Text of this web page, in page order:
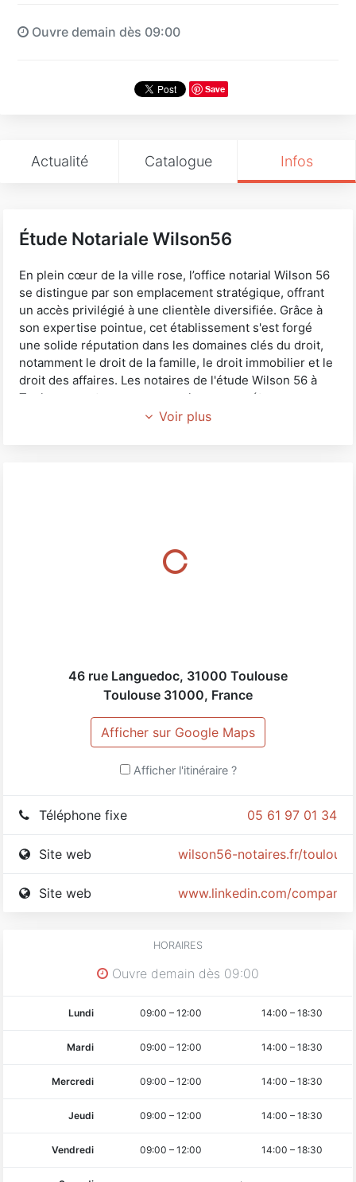
Ouvre demain dès 09:00
Save
Actualité Catalogue Infos
Étude Notariale Wilson56
En plein cœur de la ville rose, l’office notarial Wilson 56
se distingue par son emplacement stratégique, offrant
un accès privilégié à une clientèle diversifiée. Grâce à
son expertise pointue, cet établissement s'est forgé
une solide réputation dans les domaines clés du droit,
notamment le droit de la famille, le droit immobilier et le
droit des affaires. Les notaires de l'étude Wilson 56 à
Toulouse sont reconnus pour leurs compétences
exceptionnelles, fournissant des conseils juridiques
communication ouverte et transparente avec ses
clients. L'office notarial Wilson 56 à Toulouse incarne
Voir plus
46 rue Languedoc, 31000 Toulouse
Toulouse 31000, France
Afficher sur Google Maps
Afficher l'itinéraire ?
05 61 97 01 34
Téléphone fixe
wilson56-notaires.fr/
Site web
www.linkedin.com/
Site web
HORAIRES
Ouvre demain dès 09:00
Lundi 09:00 – 12:00 14:00 – 18:30
Mardi 09:00 – 12:00 14:00 – 18:30
Mercredi 09:00 – 12:00 14:00 – 18:30
Jeudi 09:00 – 12:00 14:00 – 18:30
Vendredi 09:00 – 12:00 14:00 – 18:30